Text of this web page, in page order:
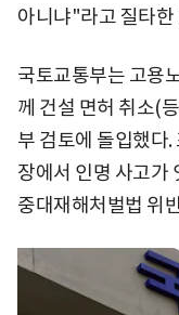
아니냐"라고 질타한
국토교통부는 고용
께 건설 면허 취소(
부 검토에 돌입했다
장에서 인명 사고가
중대재해처벌법 위